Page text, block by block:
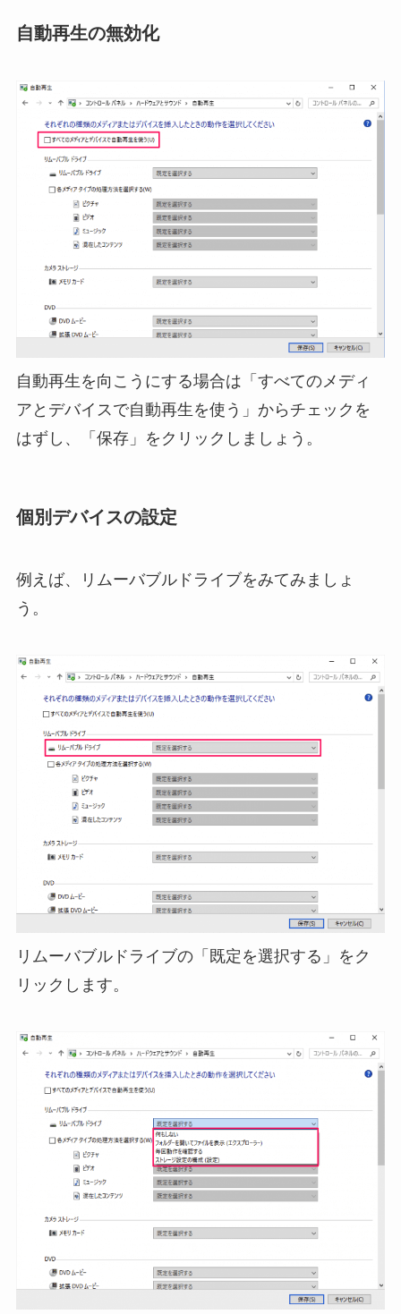
自動再生の無効化
自動再生を向こうにする場合は「すべてのメディ
アとデバイスで自動再生を使う」からチェックを
はずし、「保存」をクリックしましょう。
個別デバイスの設定
例えば、リムーバブルドライブをみてみましょ
う。
リムーバブルドライブの「既定を選択する」をク
リックします。